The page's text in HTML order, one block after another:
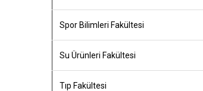
Spor Bilimleri Fakültesi
Su Ürünleri Fakültesi
Tıp Fakültesi